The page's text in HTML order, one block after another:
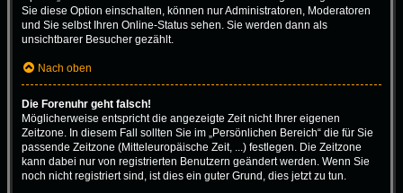
Sie diese Option einschalten, können nur Administratoren, Moderatoren
und Sie selbst Ihren Online-Status sehen. Sie werden dann als
unsichtbarer Besucher gezählt.
Nach oben
Die Forenuhr geht falsch!
Möglicherweise entspricht die angezeigte Zeit nicht Ihrer eigenen
Zeitzone. In diesem Fall sollten Sie im „Persönlichen Bereich“ die für Sie
passende Zeitzone (Mitteleuropäische Zeit, ...) festlegen. Die Zeitzone
kann dabei nur von registrierten Benutzern geändert werden. Wenn Sie
noch nicht registriert sind, ist dies ein guter Grund, dies jetzt zu tun.